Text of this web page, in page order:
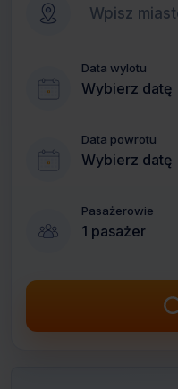
Data wylotu
Wybierz datę
Data powrotu
Wybierz datę
Pasażerowie
1 pasażer